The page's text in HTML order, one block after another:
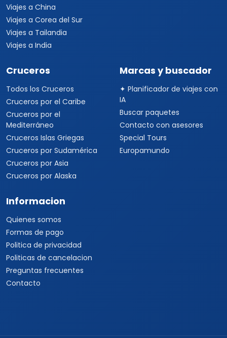
Viajes a China
Viajes a Corea del Sur
Viajes a Tailandia
Viajes a India
Cruceros
Todos los Cruceros
Cruceros por el Caribe
Cruceros por el
Mediterráneo
Cruceros Islas Griegas
Cruceros por Sudamérica
Cruceros por Asia
Cruceros por Alaska
Marcas y buscador
✦ Planificador de viajes con
IA
Buscar paquetes
Contacto con asesores
Special Tours
Europamundo
Informacion
Quienes somos
Formas de pago
Politica de privacidad
Politicas de cancelacion
Preguntas frecuentes
Contacto